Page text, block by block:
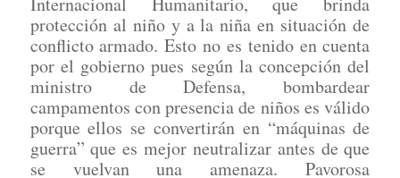
protección al niño y a la niña en situación de
conflicto armado. Esto no es tenido en cuenta
por el gobierno pues según la concepción del
ministro de Defensa, bombardear
campamentos con presencia de niños es válido
porque ellos se convertirán en “máquinas de
guerra” que es mejor neutralizar antes de que
se vuelvan una amenaza. Pavorosa